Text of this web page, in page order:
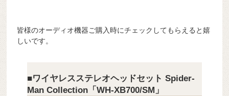
皆様のオーディオ機器ご購入時にチェックしてもらえると嬉
しいです。
■ワイヤレスステレオヘッドセット Spider-
Man Collection「WH-XB700/SM」